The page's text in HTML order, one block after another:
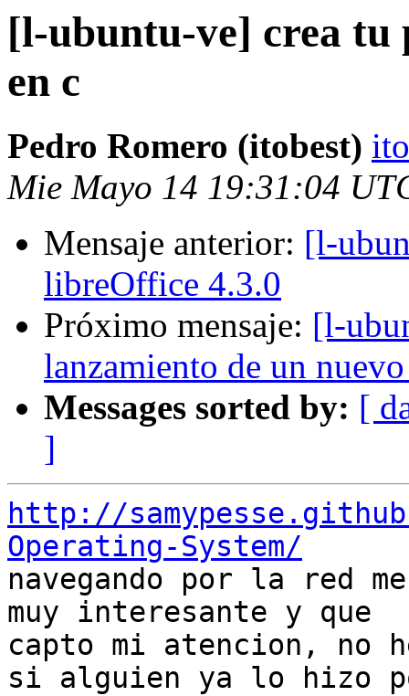
[l-ubuntu-ve] crea tu
en c
Pedro Romero (itobest)
Mie Mayo 14 19:31:04
Mensaje anterior: [l-
libreOffice 4.3.0
Próximo mensaje: [l-
lanzamiento de un
Messages sorted by: [
]
http://
Operating-System/
navegando por la red
muy interesante y que
capto mi atencion, no
si alguien ya lo hizo